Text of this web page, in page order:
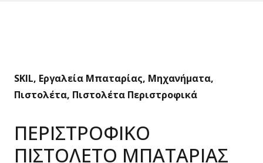
SKIL, Εργαλεία Μπαταρίας, Μηχανήματα,
Πιστολέτα, Πιστολέτα Περιστροφικά
ΠΕΡΙΣΤΡΟΦΙΚΟ
ΠΙΣΤΟΛΕΤΟ ΜΠΑΤΑΡΙΑΣ